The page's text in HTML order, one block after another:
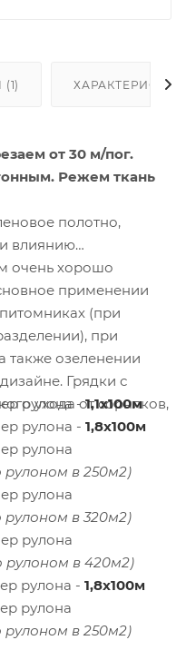
от 30 м/пог.
Режем ткань
полотно,
и влиянию
очень хорошо
применении
(при
при
также озеленении
Грядки с
ухода от сорняков,
рулона -1,1х100м
рулона - 1,8х100м
рулона
рулоном в 250м2)
рулона
рулоном в 320м2)
рулона
рулоном в 420м2)
рулона - 1,8х100м
рулона
рулоном в 250м2)